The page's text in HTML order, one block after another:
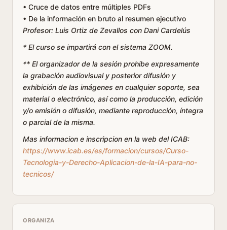
• Cruce de datos entre múltiples PDFs
• De la información en bruto al resumen ejecutivo
Profesor: Luis Ortiz de Zevallos con Dani Cardelús
* El curso se impartirá con el sistema ZOOM.
** El organizador de la sesión prohibe expresamente
la grabación audiovisual y posterior difusión y
exhibición de las imágenes en cualquier soporte, sea
material o electrónico, así como la producción, edición
y/o emisión o difusión, mediante reproducción, íntegra
o parcial de la misma.
Mas informacion e inscripcion en la web del ICAB:
https://www.icab.es/es/formacion/cursos/Curso-
Tecnologia-y-Derecho-Aplicacion-de-la-IA-para-no-
tecnicos/
ORGANIZA